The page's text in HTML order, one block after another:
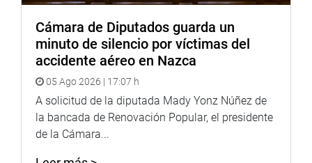
las carreras que son trascendentales.
Por su parte, Hans Troyes Delgado (AP), a pesar de que
sostuvo de que se trataba de un proyecto necesario,
mencionó la necesidad de que “se tenga en cuenta el
tema de la apertura de una red ferroviaria, porque
significaría la deforestación de esa zona de la selva
peruana”. “Es una muy buena propuesta”, aseveró, “pero
vamos a tener daños colaterales en la Amazonía”.
Cámara de Diputados guarda un
minuto de silencio por víctimas del
accidente aéreo en Nazca
05 Ago 2026 | 17:07 h
A solicitud de la diputada Mady Yonz Núñez de
la bancada de Renovación Popular, el presidente
de la Cámara...